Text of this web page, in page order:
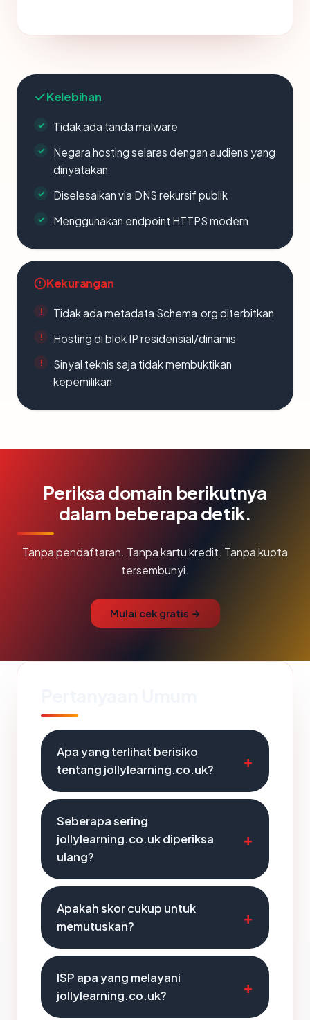
Kelebihan
Tidak ada tanda malware
Negara hosting selaras dengan audiens yang
dinyatakan
Diselesaikan via DNS rekursif publik
Menggunakan endpoint HTTPS modern
Kekurangan
Tidak ada metadata Schema.org diterbitkan
Hosting di blok IP residensial/dinamis
Sinyal teknis saja tidak membuktikan
kepemilikan
Periksa domain berikutnya
dalam beberapa detik.
Tanpa pendaftaran. Tanpa kartu kredit. Tanpa kuota
tersembunyi.
Mulai cek gratis →
Apa yang terlihat berisiko
tentang jollylearning.co.uk?
Seberapa sering
jollylearning.co.uk diperiksa
ulang?
Apakah skor cukup untuk
memutuskan?
ISP apa yang melayani
jollylearning.co.uk?